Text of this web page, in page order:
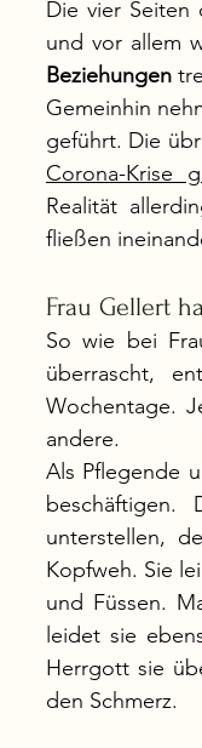
Die vier Seiten
und vor allem
Beziehungen
Gemeinhin
geführt. Die
Corona-Krise
Realität
fließen
Frau Gellert
So wie bei
überrascht,
Wochentage.
andere.
Als Pflegende
beschäftigen.
unterstellen,
Kopfweh. Sie
und Füssen.
leidet sie
Herrgott sie
den Schmerz.